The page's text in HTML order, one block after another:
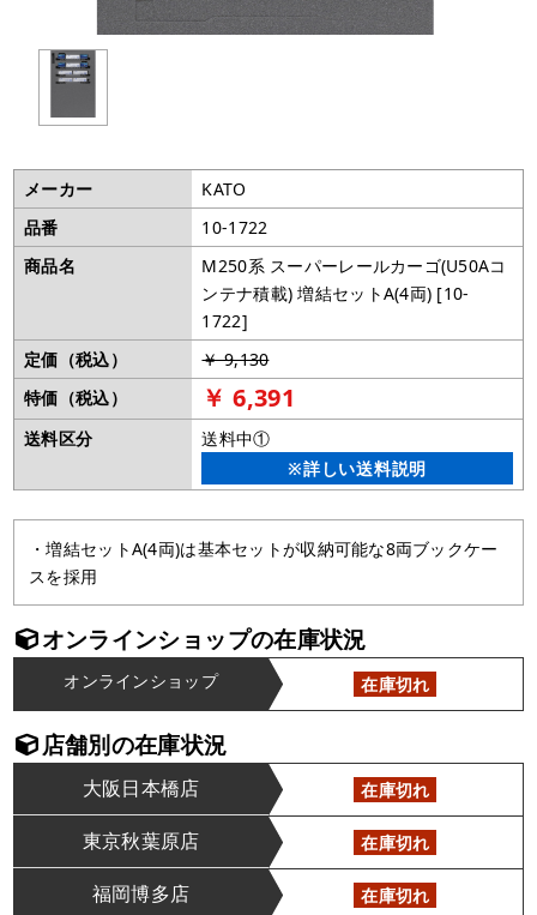
メーカー
KATO
品番
10-1722
商品名
M250系 スーパーレールカーゴ(U50Aコ
ンテナ積載) 増結セットA(4両) [10-
1722]
定価（税込）
￥ 9,130
特価（税込）
￥ 6,391
送料区分
送料中①
※詳しい送料説明
・増結セットA(4両)は基本セットが収納可能な8両ブックケー
スを採用
オンラインショップの在庫状況
オンラインショップ 在庫切れ
店舗別の在庫状況
大阪日本橋店 在庫切れ
東京秋葉原店 在庫切れ
福岡博多店 在庫切れ